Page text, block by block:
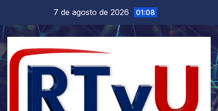
contenido
7 de agosto de 2026 01:08